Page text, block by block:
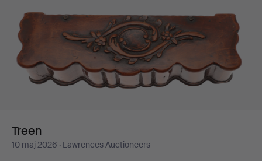
Treen
10 maj 2026 · Lawrences Auctioneers